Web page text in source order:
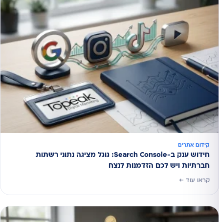
קידום אתרים
חידוש ענק ב-Search Console: גוגל מציגה נתוני רשתות
חברתיות ויש לכם הזדמנות לנצח
קראו עוד ←